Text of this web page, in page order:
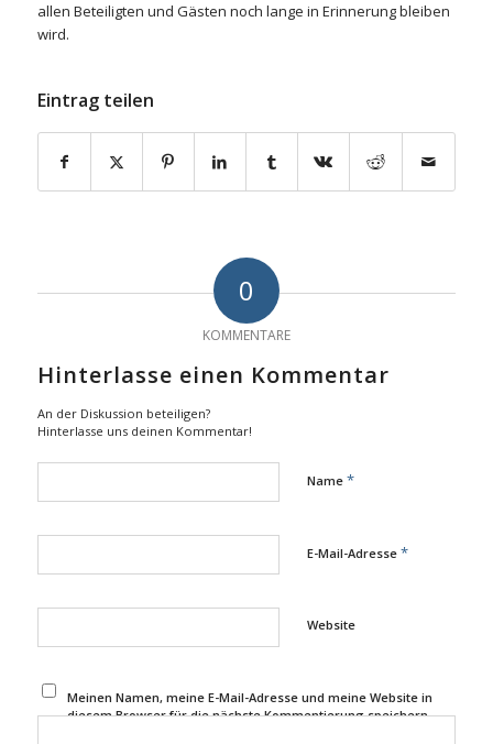
allen Beteiligten und Gästen noch lange in Erinnerung bleiben
wird.
Eintrag teilen
0
KOMMENTARE
Hinterlasse einen Kommentar
An der Diskussion beteiligen?
Hinterlasse uns deinen Kommentar!
Name *
E-Mail-Adresse *
Website
Meinen Namen, meine E-Mail-Adresse und meine Website in
diesem Browser für die nächste Kommentierung speichern.